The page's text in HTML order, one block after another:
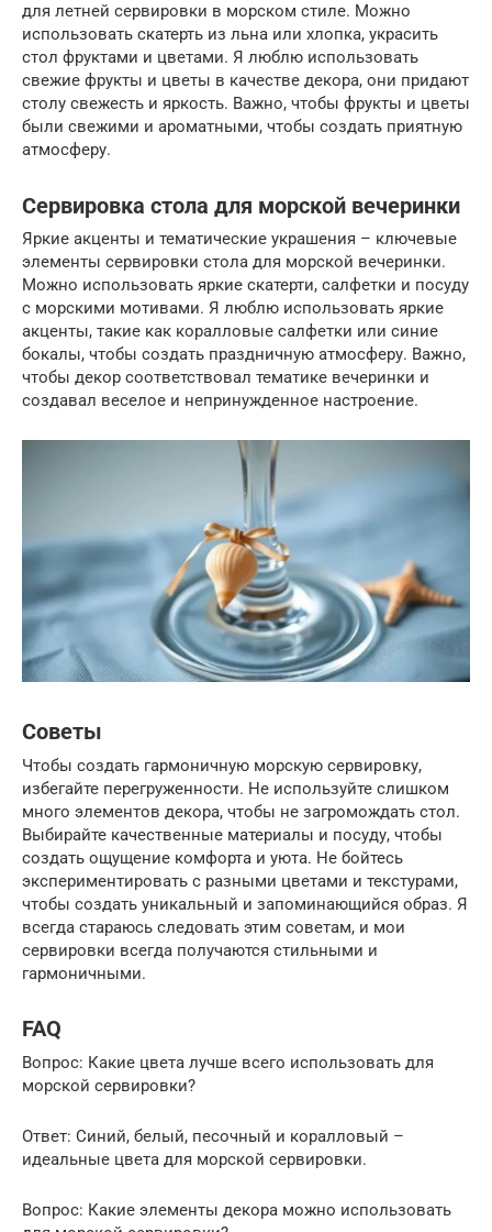
для летней сервировки в морском стиле. Можно
использовать скатерть из льна или хлопка, украсить
стол фруктами и цветами. Я люблю использовать
свежие фрукты и цветы в качестве декора, они придают
столу свежесть и яркость. Важно, чтобы фрукты и цветы
были свежими и ароматными, чтобы создать приятную
атмосферу.
Сервировка стола для морской вечеринки
Яркие акценты и тематические украшения – ключевые
элементы сервировки стола для морской вечеринки.
Можно использовать яркие скатерти, салфетки и посуду
с морскими мотивами. Я люблю использовать яркие
акценты, такие как коралловые салфетки или синие
бокалы, чтобы создать праздничную атмосферу. Важно,
чтобы декор соответствовал тематике вечеринки и
создавал веселое и непринужденное настроение.
Советы
Чтобы создать гармоничную морскую сервировку,
избегайте перегруженности. Не используйте слишком
много элементов декора, чтобы не загромождать стол.
Выбирайте качественные материалы и посуду, чтобы
создать ощущение комфорта и уюта. Не бойтесь
экспериментировать с разными цветами и текстурами,
чтобы создать уникальный и запоминающийся образ. Я
всегда стараюсь следовать этим советам, и мои
сервировки всегда получаются стильными и
гармоничными.
FAQ
Вопрос: Какие цвета лучше всего использовать для
морской сервировки?
Ответ: Синий, белый, песочный и коралловый –
идеальные цвета для морской сервировки.
Вопрос: Какие элементы декора можно использовать